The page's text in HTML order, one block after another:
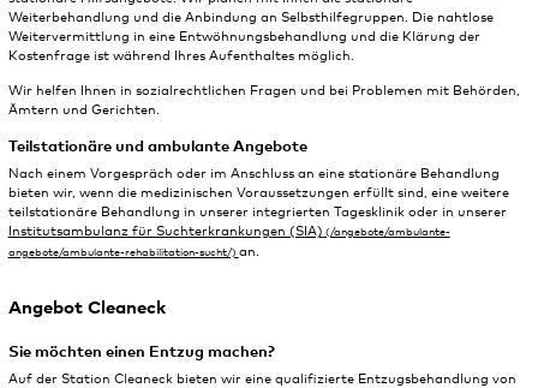
Weiterbehandlung und die Anbindung an Selbsthilfegruppen. Die nahtlose
Weitervermittlung in eine Entwöhnungsbehandlung und die Klärung der
Kostenfrage ist während Ihres Aufenthaltes möglich.
Wir helfen Ihnen in sozialrechtlichen Fragen und bei Problemen mit Behörden,
Ämtern und Gerichten.
Teilstationäre und ambulante Angebote
Nach einem Vorgespräch oder im Anschluss an eine stationäre Behandlung
bieten wir, wenn die medizinischen Voraussetzungen erfüllt sind, eine weitere
teilstationäre Behandlung in unserer integrierten Tagesklinik oder in unserer
Institutsambulanz für Suchterkrankungen (SIA)
an.
Angebot Cleaneck
Sie möchten einen Entzug machen?
Auf der Station Cleaneck bieten wir eine qualifizierte Entzugsbehandlung von